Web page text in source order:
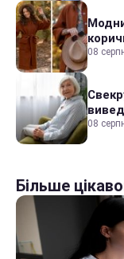
08
08
Більше